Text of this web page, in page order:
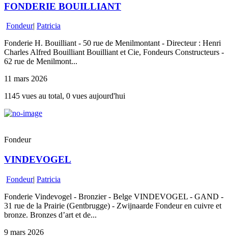
FONDERIE BOUILLIANT
Fondeur| Patricia
Fonderie H. Bouilliant - 50 rue de Menilmontant - Directeur : Henri
Charles Alfred Bouilliant Bouilliant et Cie, Fondeurs Constructeurs -
62 rue de Menilmont...
11 mars 2026
1145 vues au total, 0 vues aujourd'hui
Fondeur
VINDEVOGEL
Fondeur| Patricia
Fonderie Vindevogel - Bronzier - Belge VINDEVOGEL - GAND -
31 rue de la Prairie (Gentbrugge) - Zwijnaarde Fondeur en cuivre et
bronze. Bronzes d’art et de...
9 mars 2026